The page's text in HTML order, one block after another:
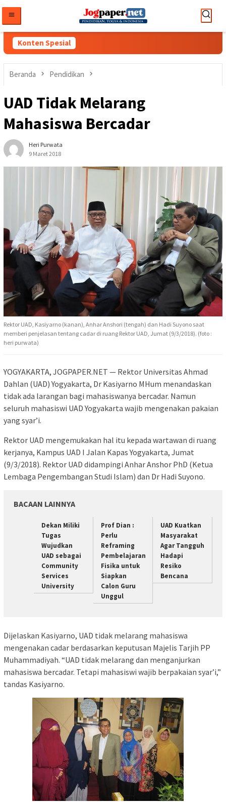
konten
Konten Spesial
Beranda Pendidikan
UAD Tidak Melarang
Mahasiswa Bercadar
Heri Purwata
9 Maret 2018
Rektor UAD, Kasiyarno (kanan), Anhar Anshori (tengah) dan Hadi Suyono saat
memberi penjelasan tentang cadar di ruang Rektor UAD, Jumat (9/3/2018). (foto :
heri purwata)
YOGYAKARTA, JOGPAPER.NET — Rektor Universitas Ahmad
Dahlan (UAD) Yogyakarta, Dr Kasiyarno MHum menandaskan
tidak ada larangan bagi mahasiswanya bercadar. Namun
seluruh mahasiswi UAD Yogyakarta wajib mengenakan pakaian
yang syar’i.
Rektor UAD mengemukakan hal itu kepada wartawan di ruang
kerjanya, Kampus UAD I Jalan Kapas Yogyakarta, Jumat
(9/3/2018). Rektor UAD didampingi Anhar Anshor PhD (Ketua
Lembaga Pengembangan Studi Islam) dan Dr Hadi Suyono.
BACAAN LAINNYA
Dekan Miliki
Tugas
Wujudkan
UAD sebagai
Community
Services
University
Prof Dian :
Perlu
Reframing
Pembelajaran
Fisika untuk
Siapkan
Calon Guru
Unggul
UAD Kuatkan
Masyarakat
Agar Tangguh
Hadapi
Resiko
Bencana
Dijelaskan Kasiyarno, UAD tidak melarang mahasiswa
mengenakan cadar berdasarkan keputusan Majelis Tarjih PP
Muhammadiyah. “UAD tidak melarang dan menganjurkan
mahasiswa bercadar. Tetapi mahasiswi wajib berpakaian syar’i,”
tandas Kasiyarno.